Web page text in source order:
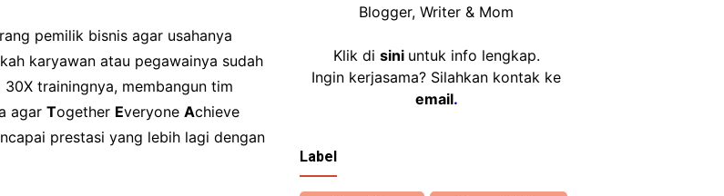
pemilik bisnis agar usahanya
karyawan atau pegawainya sudah
trainingnya, membangun tim
agar Together Everyone Achieve
prestasi yang lebih lagi dengan
Blogger, Writer & Mom
Klik di sini untuk info lengkap.
Ingin kerjasama? Silahkan kontak ke
email.
Label